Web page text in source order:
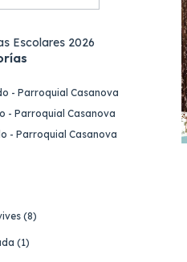
Escolares 2026
- Parroquial Casanova
- Parroquial Casanova
- Parroquial Casanova
(8)
(1)